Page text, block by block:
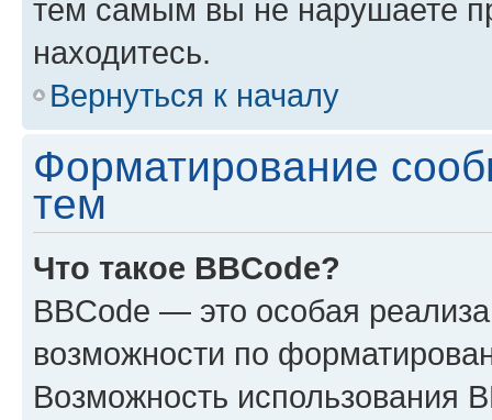
тем самым вы не нарушаете
находитесь.
Вернуться к началу
Форматирование
тем
Что такое BBCode?
BBCode — это особая
возможности по
Возможность использования